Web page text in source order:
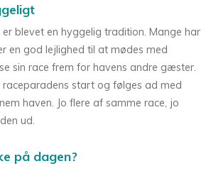
blevet en hyggelig tradition. Mange har
en god lejlighed til at mødes med
sin race frem for havens andre gæster.
raceparadens start og følges ad med
haven. Jo flere af samme race, jo
ud.
på dagen?